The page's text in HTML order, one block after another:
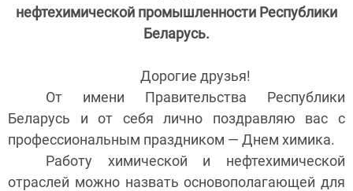
нефтехимической промышленности Республики
Беларусь.
Дорогие друзья!
От имени Правительства Республики
Беларусь и от себя лично поздравляю вас с
профессиональным праздником — Днем химика.
Работу химической и нефтехимической
отраслей можно назвать основополагающей для